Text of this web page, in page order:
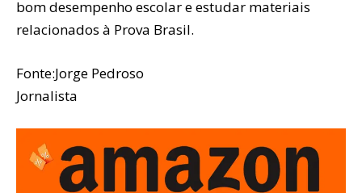
bom desempenho escolar e estudar materiais
relacionados à Prova Brasil.
Fonte:Jorge Pedroso
Jornalista